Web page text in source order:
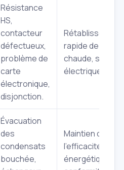
Résistance
HS,
contacteur
défectueux,
problème de
carte
électronique,
disjonction.
Rétablissement
rapide de l'eau
chaude,
électrique
Évacuation
des
condensats
bouchée,
Maintien de
l'efficacité
énergétique,